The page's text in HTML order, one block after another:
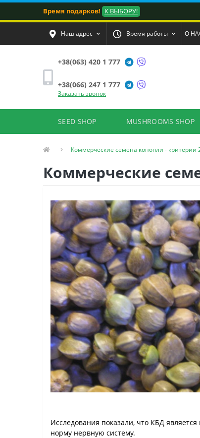
Время подарков! К ВЫБОРУ!
Наш адрес Время работы О
+38(063) 420 1 777
+38(066) 247 1 777
Заказать звонок
SEED SHOP MUSHROOMS SHOP
Коммерческие семена конопли - критерии
Коммерческие
Исследования показали, что КБД
норму нервную систему.